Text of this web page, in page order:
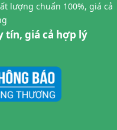
lượng chuẩn 100%, giá cả
tín, giá cả hợp lý